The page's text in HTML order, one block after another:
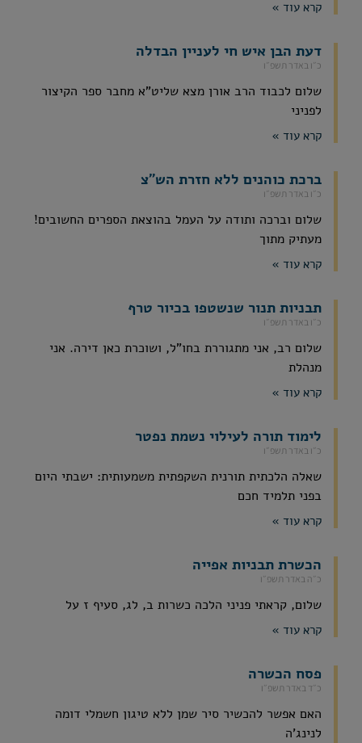
קרא עוד »
דעת הבן איש חי לעניין הבדלה
כ״ו באדר תשפ״ו
שלום לכבוד הרב אורן מצא שליט"א מחבר ספר הקיצור
לפניני
קרא עוד »
ברכת כוהנים ללא חזרת הש"צ
כ״ו באדר תשפ״ו
שלום וברכה ותודה על העמל בהוצאת הספרים החשובים!
מעתיק מתוך
קרא עוד »
תבניות תנור שנשטפו בכיור טרף
כ״ו באדר תשפ״ו
שלום רב, אני מתגוררת בחו"ל, ושוכרת כאן דירה. אני
מנהלת
קרא עוד »
לימוד תורה לעילוי נשמת נפטר
כ״ו באדר תשפ״ו
שאלה הלכתית תורנית השקפתית משמעותית: ישבתי היום
בפני תלמיד חכם
קרא עוד »
הכשרת תבניות אפייה
כ״ה באדר תשפ״ו
שלום, קראתי פניני הלכה כשרות ב, לג, סעיף ז על
קרא עוד »
פסח הכשרה
כ״ד באדר תשפ״ו
האם אפשר להכשיר סיר שמן ללא טיגון חשמלי דומה
לנינג'ה